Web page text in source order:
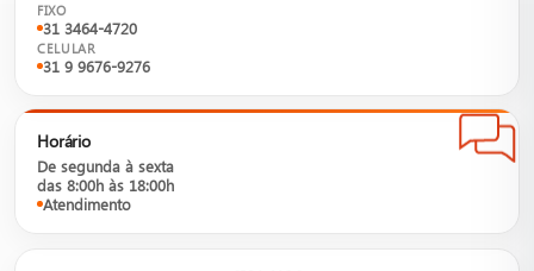
FIXO
31 3464-4720
CELULAR
31 9 9676-9276
Horário
De segunda à sexta
das 8:00h às 18:00h
Atendimento